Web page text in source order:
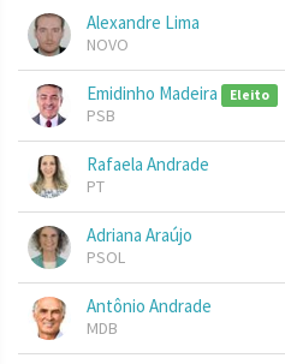
Alexandre Lima
NOVO
Emidinho Madeira Eleito
PSB
Rafaela Andrade
PT
Adriana Araújo
PSOL
Antônio Andrade
MDB